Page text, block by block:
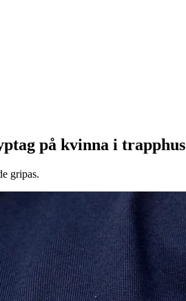
på kvinna i trapphus
gripas.